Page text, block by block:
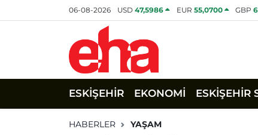
06-08-2026 USD47,5986 EUR 55,0700 GBP
ESKİŞEHİR EKONOMİ ESKİŞEHİR
HABERLER YAŞAM